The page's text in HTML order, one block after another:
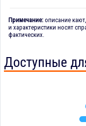
Примечание: описание
и характеристики носят
фактических.
Доступные